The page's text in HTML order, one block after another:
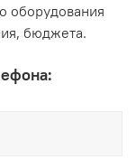
оборудования
бюджета.